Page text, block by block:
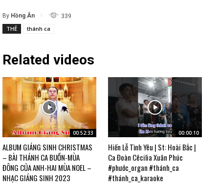
By Hồng Ân 339
THẺ thánh ca
Related videos
00:52:33
ALBUM GIÁNG SINH CHRISTMAS
– BÀI THÁNH CA BUỒN-MÙA
ĐÔNG CỦA ANH-HAI MÙA NOEL –
NHẠC GIÁNG SINH 2023
00:00:10
Hiến Lễ Tình Yêu | St: Hoài Bắc |
Ca Đoàn Cêcilia Xuân Phúc
#phước_organ #thánh_ca
#thánh_ca_karaoke